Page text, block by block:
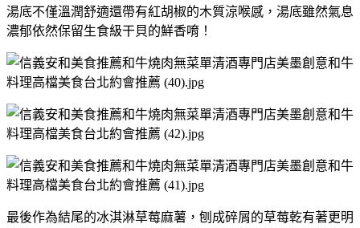
湯底不僅溫潤舒適還帶有紅胡椒的木質涼喉感，湯底雖然氣息
濃郁依然保留生食級干貝的鮮香唷！
最後作為結尾的冰淇淋草莓麻薯，刨成碎屑的草莓乾有著更明